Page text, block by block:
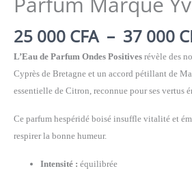
25 000 CFA – 37 000
L’Eau de Parfum Ondes Positives révèle des
Cyprès de Bretagne et un accord pétillant de
essentielle de Citron, reconnue pour ses vertus
Ce parfum hespéridé boisé insuffle vitalité et
respirer la bonne humeur.
Intensité : équilibrée